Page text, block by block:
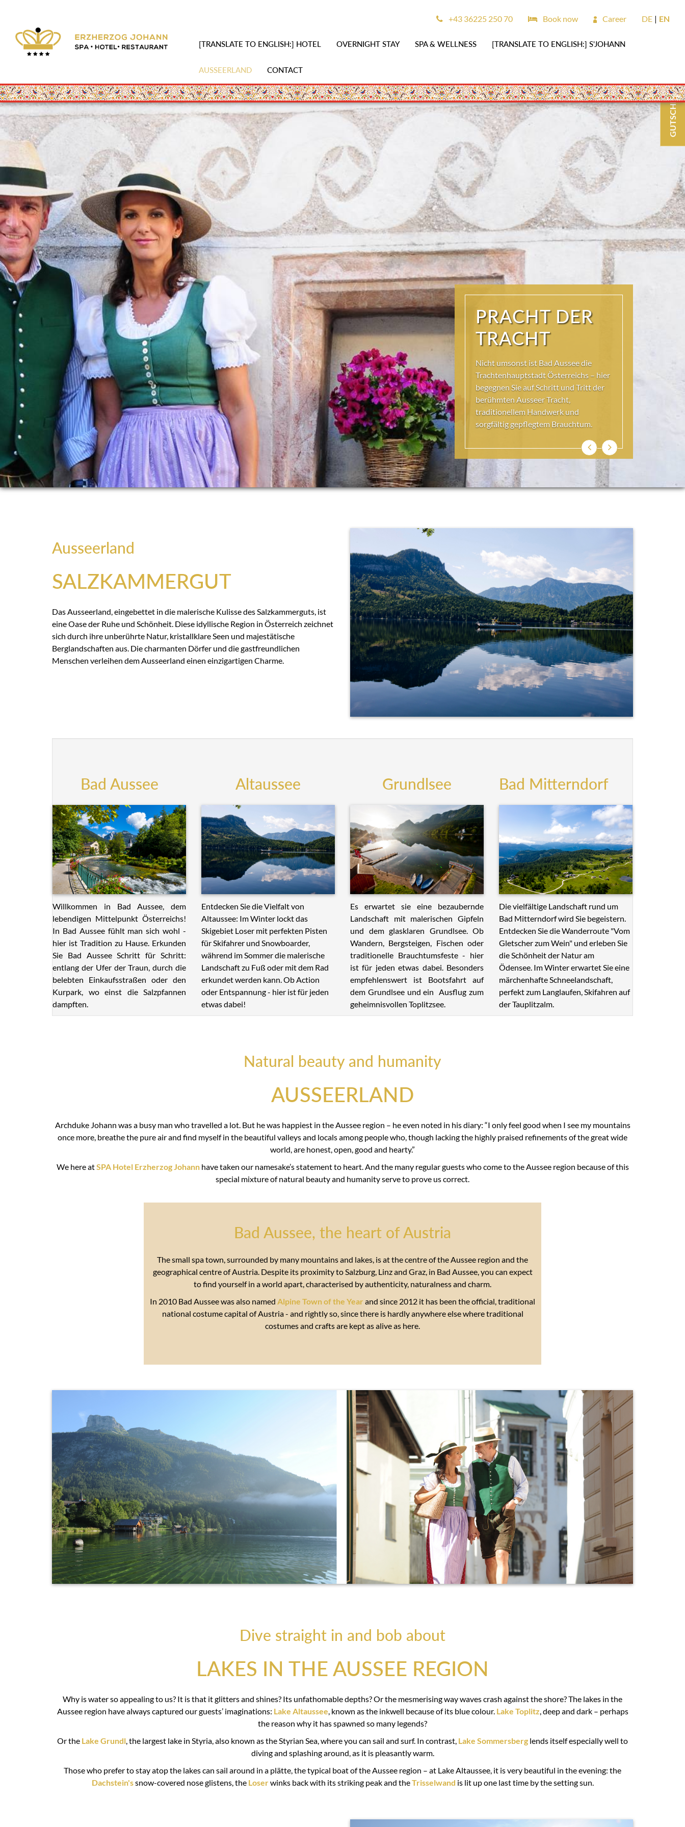
Skip
to
main
content
[TRANSLATE TO ENGLISH:] HOTEL OVERNIGHT STAY SPA & WELLNESS [TRANSLATE TO ENGLISH:] S'JOHANN
AUSSEERLAND CONTACT
+43 36225 250 70 Book now Career DE EN
PRACHT DER
TRACHT
Nicht umsonst ist Bad Aussee die
Trachtenhauptstadt Österreichs – hier
begegnen Sie auf Schritt und Tritt der
berühmten Ausseer Tracht,
traditionellem Handwerk und
sorgfältig gepflegtem Brauchtum.
Previous
Next
GUTSCHEINE
Ausseerland
SALZKAMMERGUT
Das Ausseerland, eingebettet in die malerische Kulisse des Salzkammerguts, ist
eine Oase der Ruhe und Schönheit. Diese idyllische Region in Österreich zeichnet
sich durch ihre unberührte Natur, kristallklare Seen und majestätische
Berglandschaften aus. Die charmanten Dörfer und die gastfreundlichen
Menschen verleihen dem Ausseerland einen einzigartigen Charme.
Bad Aussee
Willkommen in Bad Aussee, dem
lebendigen Mittelpunkt Österreichs!
In Bad Aussee fühlt man sich wohl -
hier ist Tradition zu Hause. Erkunden
Sie Bad Aussee Schritt für Schritt:
entlang der Ufer der Traun, durch die
belebten Einkaufsstraßen oder den
Kurpark, wo einst die Salzpfannen
dampften.
Altaussee
Entdecken Sie die Vielfalt von
Altaussee: Im Winter lockt das
Skigebiet Loser mit perfekten Pisten
für Skifahrer und Snowboarder,
während im Sommer die malerische
Landschaft zu Fuß oder mit dem Rad
erkundet werden kann. Ob Action
oder Entspannung - hier ist für jeden
etwas dabei!
Grundlsee
Es erwartet sie eine bezaubernde
Landschaft mit malerischen Gipfeln
und dem glasklaren Grundlsee. Ob
Wandern, Bergsteigen, Fischen oder
traditionelle Brauchtumsfeste - hier
ist für jeden etwas dabei. Besonders
empfehlenswert ist Bootsfahrt auf
dem Grundlsee und ein Ausflug zum
geheimnisvollen Toplitzsee.
Bad Mitterndorf
Die vielfältige Landschaft rund um
Bad Mitterndorf wird Sie begeistern.
Entdecken Sie die Wanderroute "Vom
Gletscher zum Wein" und erleben Sie
die Schönheit der Natur am
Ödensee. Im Winter erwartet Sie eine
märchenhafte Schneelandschaft,
perfekt zum Langlaufen, Skifahren auf
der Tauplitzalm.
Natural beauty and humanity
AUSSEERLAND
Archduke Johann was a busy man who travelled a lot. But he was happiest in the Aussee region – he even noted in his diary: “I only feel good when I see my mountains
once more, breathe the pure air and find myself in the beautiful valleys and locals among people who, though lacking the highly praised refinements of the great wide
world, are honest, open, good and hearty.”
We here atSPA Hotel Erzherzog Johannhave taken our namesake’s statement to heart. And the many regular guests who come to the Aussee region because of this
special mixture of natural beauty and humanity serve to prove us correct.
Bad Aussee, the heart of Austria
The small spa town, surrounded by many mountains and lakes, is at the centre of the Aussee region and the
geographical centre of Austria. Despite its proximity to Salzburg, Linz and Graz, in Bad Aussee, you can expect
to find yourself in a world apart, characterised by authenticity, naturalness and charm.
In 2010 Bad Aussee was also named Alpine Town of the Year and since 2012 it has been the official, traditional
national costume capital of Austria - and rightly so, since there is hardly anywhere else where traditional
costumes and crafts are kept as alive as here.
Dive straight in and bob about
LAKES IN THE AUSSEE REGION
Why is water so appealing to us? It is that it glitters and shines? Its unfathomable depths? Or the mesmerising way waves crash against the shore? The lakes in the
Aussee region have always captured our guests’ imaginations: Lake Altaussee, known as the inkwell because of its blue colour. Lake Toplitz, deep and dark – perhaps
the reason why it has spawned so many legends?
Or the Lake Grundl, the largest lake in Styria, also known as the Styrian Sea, where you can sail and surf. In contrast, Lake Sommersberg lends itself especially well to
diving and splashing around, as it is pleasantly warm.
Those who prefer to stay atop the lakes can sail around in a plätte, the typical boat of the Aussee region – at Lake Altaussee, it is very beautiful in the evening: the
Dachstein'ssnow-covered nose glistens, the Loserwinks back with its striking peak and theTrisselwand is lit up one last time by the setting sun.